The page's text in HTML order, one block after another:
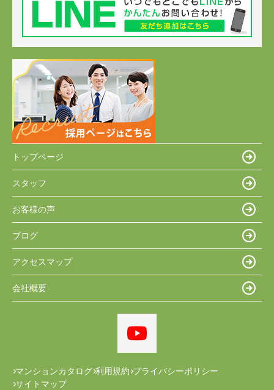
トップページ
スタッフ
お客様の声
ブログ
アクセスマップ
会社概要
マンションカタログ 利用規約 プライバシーポリシー
サイトマップ